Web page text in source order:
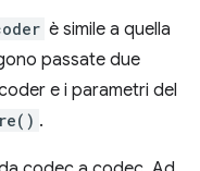
è simile a quella
passate due
e i parametri del
.